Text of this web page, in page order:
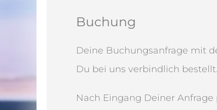
Buchung
Deine Buchungsanfrage mit
Du bei uns verbindlich bestellt.
Nach Eingang Deiner